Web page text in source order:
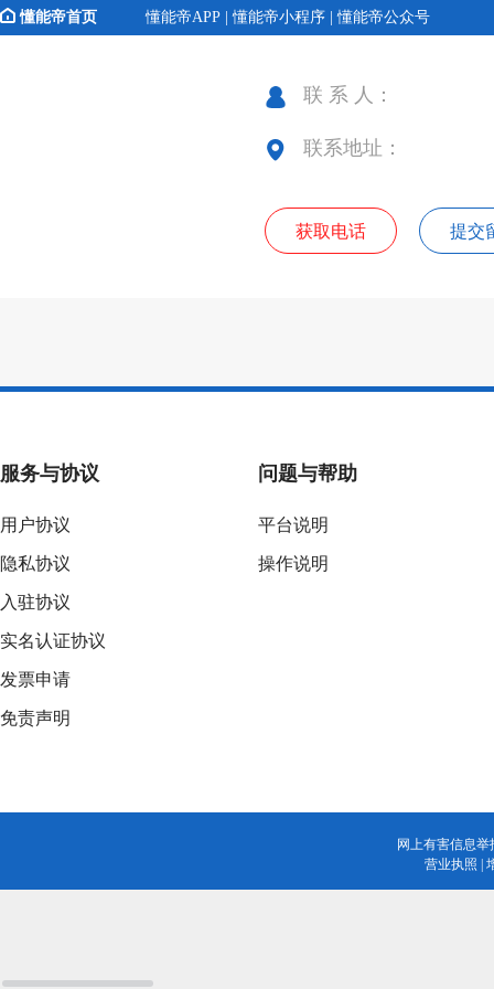
懂能帝首页 懂能帝APP | 懂能帝小程序 | 懂能帝公众号
联 系 人：
联系地址：
获取电话 提交
服务与协议
用户协议
隐私协议
入驻协议
实名认证协议
发票申请
免责声明
问题与帮助
平台说明
操作说明
网上有害信息
营业执照